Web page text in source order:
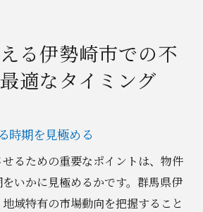
る伊勢崎市での不
適なタイミング
時期を見極める
るための重要なポイントは、物件
いかに見極めるかです。群馬県伊
域特有の市場動向を把握すること